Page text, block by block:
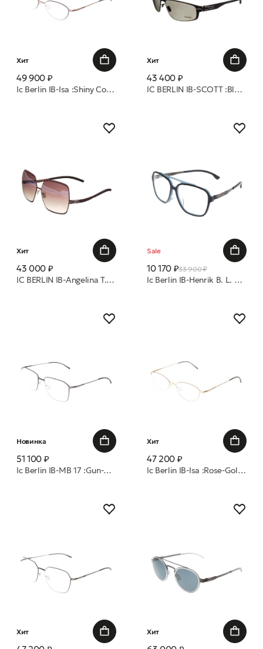
Хит
49 900 ₽
Ic Berlin IB-Isa :Shiny Copper-Kidney Bean Circle :Nougat :RX-Clea 54 оправа
Хит
43 400 ₽
IC BERLIN IB-SCOTT :Black-Grey Polarized 63 очки с/з
Хит
43 000 ₽
IC BERLIN IB-Angelina T. :Millenniplum/Nougat 62 очки с/з
Sale
10 170 ₽33 900 ₽
Ic Berlin IB-Henrik B. L. Midnight-Blue-Rough :Gun-Metal :Black-Matt оправа
Новинка
51 100 ₽
Ic Berlin IB-MB 17 :Gun-Metal :Black :RX-Clear :Silk Flip оправа
Хит
47 200 ₽
Ic Berlin IB-Isa :Rose-Gold :Warm Grey :RX-Clear :Silk Pure оправа
Хит Хит